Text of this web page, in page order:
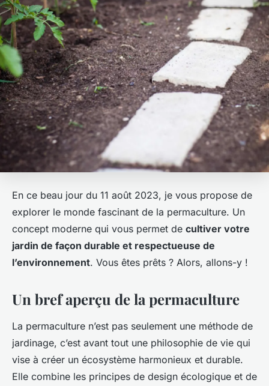
En ce beau jour du 11 août 2023, je vous propose de
explorer le monde fascinant de la permaculture. Un
concept moderne qui vous permet de cultiver votre
jardin de façon durable et respectueuse de
l’environnement. Vous êtes prêts ? Alors, allons-y !
Un bref aperçu de la permaculture
La permaculture n’est pas seulement une méthode de
jardinage, c’est avant tout une philosophie de vie qui
vise à créer un écosystème harmonieux et durable.
Elle combine les principes de design écologique et de